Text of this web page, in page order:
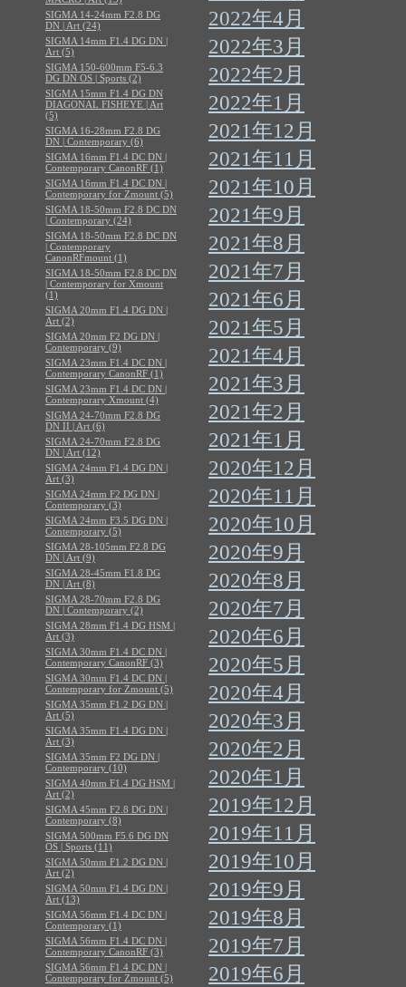
2022年4月
2022年3月
2022年2月
2022年1月
2021年12月
2021年11月
2021年10月
2021年9月
2021年8月
2021年7月
2021年6月
2021年5月
2021年4月
2021年3月
2021年2月
2021年1月
2020年12月
2020年11月
2020年10月
2020年9月
2020年8月
2020年7月
2020年6月
2020年5月
2020年4月
2020年3月
2020年2月
2020年1月
2019年12月
2019年11月
2019年10月
2019年9月
2019年8月
2019年7月
2019年6月
SIGMA 14-24mm F2.8 DG
DN | Art (24)
SIGMA 14mm F1.4 DG DN |
Art (5)
SIGMA 150-600mm F5-6.3
DG DN OS | Sports (2)
SIGMA 15mm F1.4 DG DN
DIAGONAL FISHEYE | Art
(5)
SIGMA 16-28mm F2.8 DG
DN | Contemporary (6)
SIGMA 16mm F1.4 DC DN |
Contemporary CanonRF (1)
SIGMA 16mm F1.4 DC DN |
Contemporary for Zmount (5)
SIGMA 18-50mm F2.8 DC DN
| Contemporary (24)
SIGMA 18-50mm F2.8 DC DN
| Contemporary
CanonRFmount (1)
SIGMA 18-50mm F2.8 DC DN
| Contemporary for Xmount
(1)
SIGMA 20mm F1.4 DG DN |
Art (2)
SIGMA 20mm F2 DG DN |
Contemporary (9)
SIGMA 23mm F1.4 DC DN |
Contemporary CanonRF (1)
SIGMA 23mm F1.4 DC DN |
Contemporary Xmount (4)
SIGMA 24-70mm F2.8 DG
DN II | Art (6)
SIGMA 24-70mm F2.8 DG
DN | Art (12)
SIGMA 24mm F1.4 DG DN |
Art (3)
SIGMA 24mm F2 DG DN |
Contemporary (3)
SIGMA 24mm F3.5 DG DN |
Contemporary (5)
SIGMA 28-105mm F2.8 DG
DN | Art (9)
SIGMA 28-45mm F1.8 DG
DN | Art (8)
SIGMA 28-70mm F2.8 DG
DN | Contemporary (2)
SIGMA 28mm F1.4 DG HSM |
Art (3)
SIGMA 30mm F1.4 DC DN |
Contemporary CanonRF (3)
SIGMA 30mm F1.4 DC DN |
Contemporary for Zmount (5)
SIGMA 35mm F1.2 DG DN |
Art (5)
SIGMA 35mm F1.4 DG DN |
Art (3)
SIGMA 35mm F2 DG DN |
Contemporary (10)
SIGMA 40mm F1.4 DG HSM |
Art (2)
SIGMA 45mm F2.8 DG DN |
Contemporary (8)
SIGMA 500mm F5.6 DG DN
OS | Sports (11)
SIGMA 50mm F1.2 DG DN |
Art (2)
SIGMA 50mm F1.4 DG DN |
Art (13)
SIGMA 56mm F1.4 DC DN |
Contemporary (1)
SIGMA 56mm F1.4 DC DN |
Contemporary CanonRF (3)
SIGMA 56mm F1.4 DC DN |
Contemporary for Zmount (5)